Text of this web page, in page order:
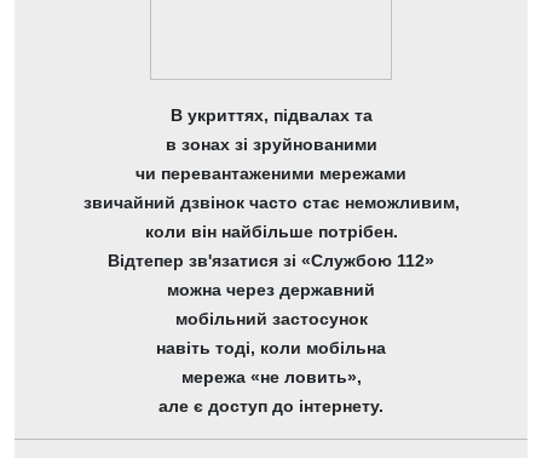
В укриттях, підвалах та
в зонах зі зруйнованими
чи перевантаженими мережами
звичайний дзвінок часто стає неможливим,
коли він найбільше потрібен.
Відтепер зв'язатися зі «Службою 112»
можна через державний
мобільний застосунок
навіть тоді, коли мобільна
мережа «не ловить»,
але є доступ до інтернету.